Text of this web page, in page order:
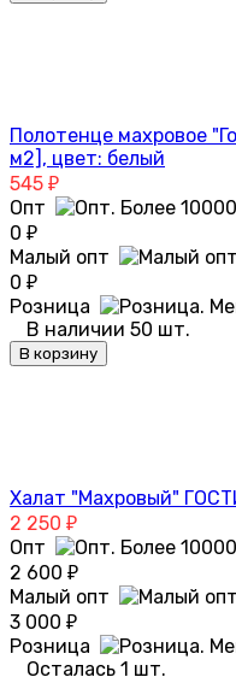
Полотенце махровое
м2], цвет: белый
545 ₽
Опт
0 ₽
Малый опт
0 ₽
Розница
В наличии 50 шт.
В корзину
Халат "Махровый"
2 250 ₽
Опт
2 600 ₽
Малый опт
3 000 ₽
Розница
Осталась 1 шт.